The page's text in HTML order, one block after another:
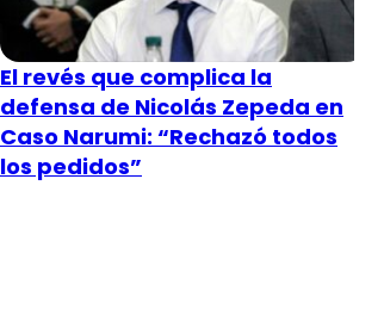
El revés que complica la
defensa de Nicolás Zepeda en
Caso Narumi: “Rechazó todos
los pedidos”